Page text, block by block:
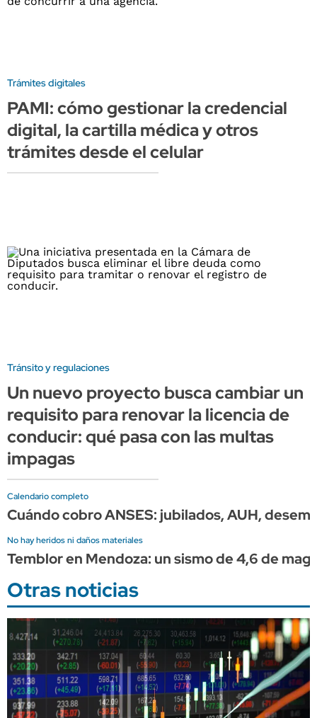
Trámites digitales
PAMI: cómo gestionar la credencial
digital, la cartilla médica y otros
trámites desde el celular
Tránsito y regulaciones
Un nuevo proyecto busca cambiar un
requisito para renovar la licencia de
conducir: qué pasa con las multas
impagas
Calendario completo
Cuándo cobro ANSES: jubilados, AUH,
No hay heridos ni daños materiales
Temblor en Mendoza: un sismo de 4,6 de
Otras noticias